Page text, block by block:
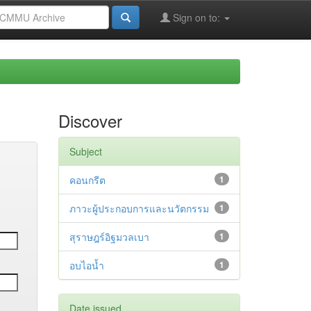
Sign on to:
Discover
Subject
1
คอนกรีต
1
ภาวะผู้ประกอบการและนวัตกรรม
1
สุราษฎร์อิฐมวลเบา
1
อบไอน้ำ
Date issued